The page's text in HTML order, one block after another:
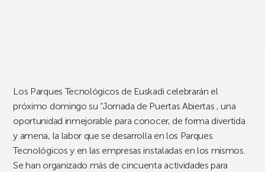
Los Parques Tecnológicos de Euskadi celebrarán el
próximo domingo su “Jornada de Puertas Abiertas , una
oportunidad inmejorable para conocer, de forma divertida
y amena, la labor que se desarrolla en los Parques
Tecnológicos y en las empresas instaladas en los mismos.
Se han organizado más de cincuenta actividades para